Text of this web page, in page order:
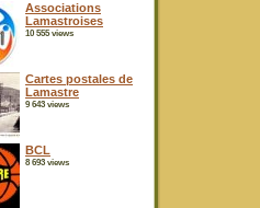
Associations
Lamastroises
10 555 views
Cartes postales de
Lamastre
9 643 views
BCL
8 693 views